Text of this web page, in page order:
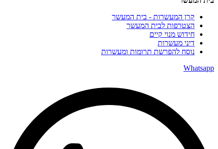
קרן המעשרות - בית המעשר
הצטרפות לבית המעשר
חידוש מנוי קיים
דיני מעשרות
נוסח להפרשת תרומות ומעשרות
Whatsapp